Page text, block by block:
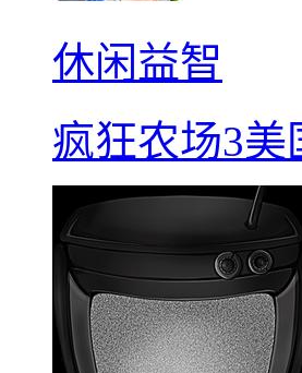
休闲益智
疯狂农场3美